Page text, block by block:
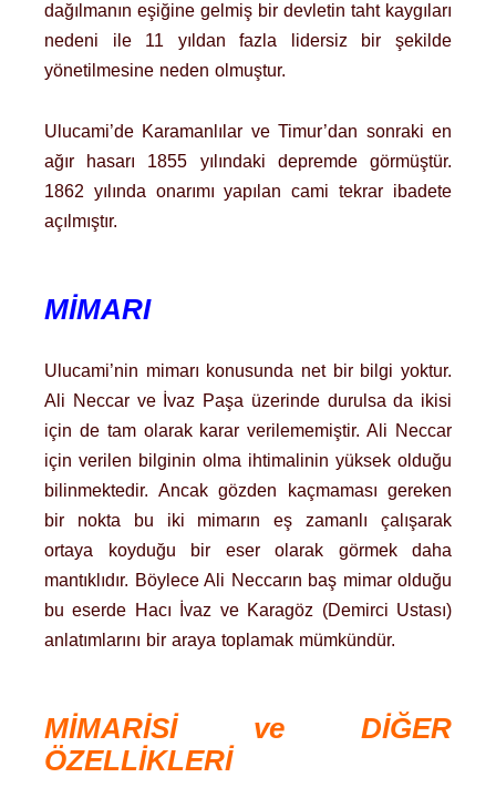
dağılmanın eşiğine gelmiş bir devletin taht kaygıları
nedeni ile 11 yıldan fazla lidersiz bir şekilde
yönetilmesine neden olmuştur.
Ulucami’de Karamanlılar ve Timur’dan sonraki en
ağır hasarı 1855 yılındaki depremde görmüştür.
1862 yılında onarımı yapılan cami tekrar ibadete
açılmıştır.
MİMARI
Ulucami’nin mimarı konusunda net bir bilgi yoktur.
Ali Neccar ve İvaz Paşa üzerinde durulsa da ikisi
için de tam olarak karar verilememiştir. Ali Neccar
için verilen bilginin olma ihtimalinin yüksek olduğu
bilinmektedir. Ancak gözden kaçmaması gereken
bir nokta bu iki mimarın eş zamanlı çalışarak
ortaya koyduğu bir eser olarak görmek daha
mantıklıdır. Böylece Ali Neccarın baş mimar olduğu
bu eserde Hacı İvaz ve Karagöz (Demirci Ustası)
anlatımlarını bir araya toplamak mümkündür.
MİMARİSİ ve DİĞER
ÖZELLİKLERİ